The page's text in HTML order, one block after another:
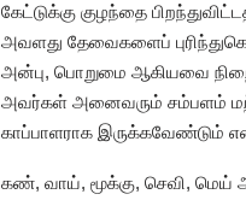
கேட்டுக்கு குழந்தை
அவளது தேவைகளைப்
அன்பு, பொறுமை ஆகியவை
அவர்கள் அனைவரும் சம்பளம்
காப்பாளராக இருக்கவேண்டும்
கண், வாய், மூக்கு, செவி, மெய்